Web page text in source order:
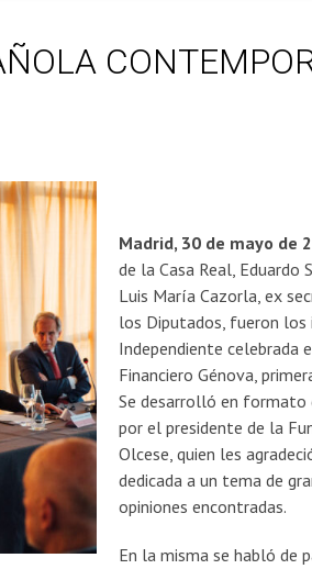
Madrid, 30 de mayo de
de la Casa Real, Eduardo
Luis María Cazorla, ex
los Diputados, fueron los
Independiente celebrada
Financiero Génova,
Se desarrolló en formato
por el presidente de la
Olcese, quien les
dedicada a un tema de
opiniones encontradas.
En la misma se habló de